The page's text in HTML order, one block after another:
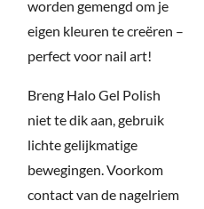
worden gemengd om je
eigen kleuren te creëren –
perfect voor nail art!
Breng Halo Gel Polish
niet te dik aan, gebruik
lichte gelijkmatige
bewegingen. Voorkom
contact van de nagelriem